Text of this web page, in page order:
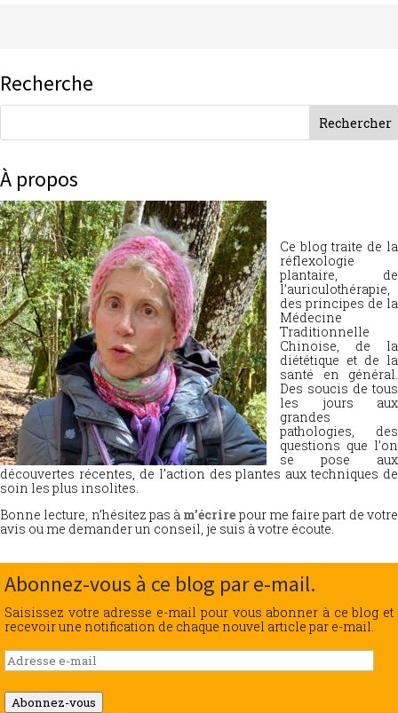
Recherche
À propos
Ce blog traite de la
réflexologie
plantaire, de
l’auriculothérapie,
des principes de la
Médecine
Traditionnelle
Chinoise, de la
diététique et de la
santé en général.
Des soucis de tous
les jours aux
grandes
pathologies, des
questions que l’on
se pose aux
découvertes récentes, de l’action des plantes aux techniques de
soin les plus insolites.
Bonne lecture, n’hésitez pas à m’écrire pour me faire part de votre
avis ou me demander un conseil, je suis à votre écoute.
Abonnez-vous à ce blog par e-mail.
Saisissez votre adresse e-mail pour vous abonner à ce blog et
recevoir une notification de chaque nouvel article par e-mail.
Adresse
e-
mail
Abonnez-vous